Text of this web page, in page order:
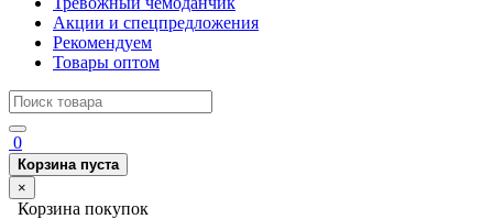
Акции и спецпредложения
Рекомендуем
Товары оптом
0
Корзина пуста
×
Корзина покупок